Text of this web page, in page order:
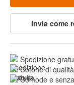
Invia come
Spedizione
Cotone di
Comode e